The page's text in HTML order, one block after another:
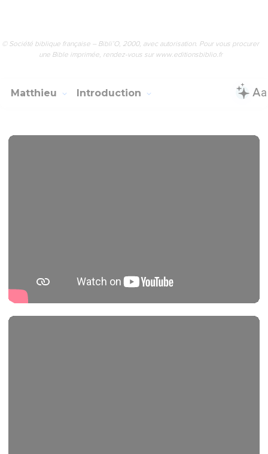
© Société biblique française – Bibli’O, 2000, avec autorisation. Pour vous procurer
une Bible imprimée, rendez-vous sur www.editionsbiblio.fr
Matthieu Introduction